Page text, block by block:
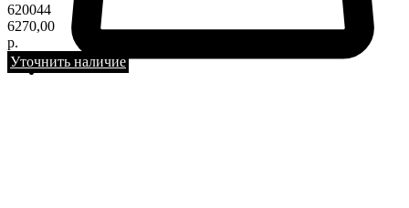
620044
6270,00
р.
Уточнить наличие